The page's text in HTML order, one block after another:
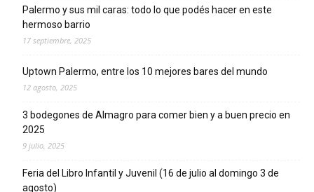
Palermo y sus mil caras: todo lo que podés hacer en este
hermoso barrio
17 septiembre, 2025
Uptown Palermo, entre los 10 mejores bares del mundo
12 agosto, 2025
3 bodegones de Almagro para comer bien y a buen precio en
2025
9 julio, 2025
Feria del Libro Infantil y Juvenil (16 de julio al domingo 3 de
agosto)